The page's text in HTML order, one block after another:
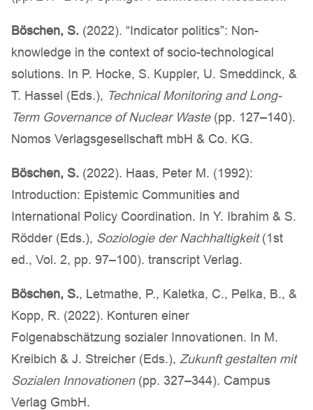
Böschen, S. (2022). “Indicator politics”: Non-
knowledge in the context of socio-technological
solutions. In P. Hocke, S. Kuppler, U. Smeddinck, &
T. Hassel (Eds.), Technical Monitoring and Long-
Term Governance of Nuclear Waste(pp. 127–140).
Nomos Verlagsgesellschaft mbH & Co. KG.
Böschen, S. (2022). Haas, Peter M. (1992):
Introduction: Epistemic Communities and
International Policy Coordination. In Y. Ibrahim & S.
Rödder (Eds.), Soziologie der Nachhaltigkeit(1st
ed., Vol. 2, pp. 97–100). transcript Verlag.
Böschen, S., Letmathe, P., Kaletka, C., Pelka, B., &
Kopp, R. (2022). Konturen einer
Folgenabschätzung sozialer Innovationen. In M.
Kreibich & J. Streicher (Eds.), Zukunft gestalten mit
Sozialen Innovationen(pp. 327–344). Campus
Verlag GmbH.